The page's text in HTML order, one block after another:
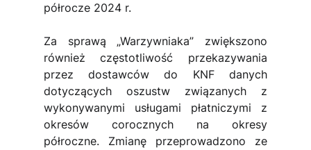
półrocze 2024 r.
Za sprawą „Warzywniaka” zwiększono
również częstotliwość przekazywania
przez dostawców do KNF danych
dotyczących oszustw związanych z
wykonywanymi usługami płatniczymi z
okresów corocznych na okresy
półroczne. Zmianę przeprowadzono ze